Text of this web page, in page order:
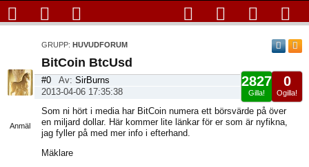
GRUPP: HUVUDFORUM
Anmäl
BitCoin BtcUsd
0
Ogilla!
2827
Gilla!
#0 Av: SirBurns
2013-04-06 17:35:38
Som ni hört i media har BitCoin numera ett börsvärde på över
en miljard dollar. Här kommer lite länkar för er som är nyfikna,
jag fyller på med mer info i efterhand.
Mäklare